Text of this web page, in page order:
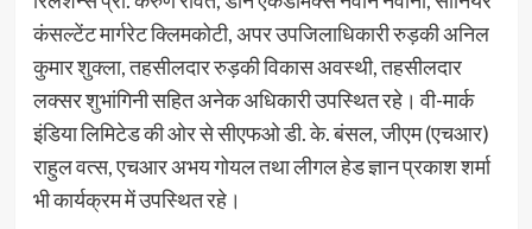
कंसल्टेंट मार्गरेट क्लिमकोटी, अपर उपजिलाधिकारी रुड़की अनिल
कुमार शुक्ला, तहसीलदार रुड़की विकास अवस्थी, तहसीलदार
लक्सर शुभांगिनी सहित अनेक अधिकारी उपस्थित रहे। वी-मार्क
इंडिया लिमिटेड की ओर से सीएफओ डी. के. बंसल, जीएम (एचआर)
राहुल वत्स, एचआर अभय गोयल तथा लीगल हेड ज्ञान प्रकाश शर्मा
भी कार्यक्रम में उपस्थित रहे।